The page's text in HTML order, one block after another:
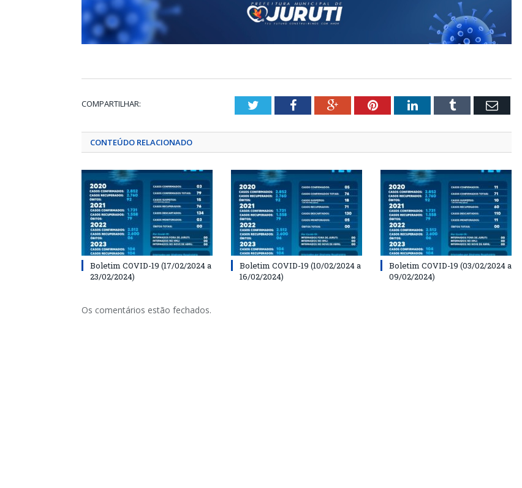
COMPARTILHAR: TwitterFacebookGoogle+PinterestLinkedInTumblr Email
CONTEÚDO RELACIONADO
Boletim COVID-19 (17/02/2024 a
23/02/2024)
Boletim COVID-19 (10/02/2024 a
16/02/2024)
Boletim COVID-19 (03/02/2024 a
09/02/2024)
Os comentários estão fechados.